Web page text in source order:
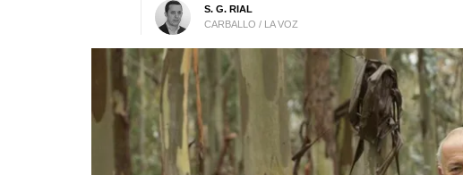
S. G. RIAL
CARBALLO / LA VOZ